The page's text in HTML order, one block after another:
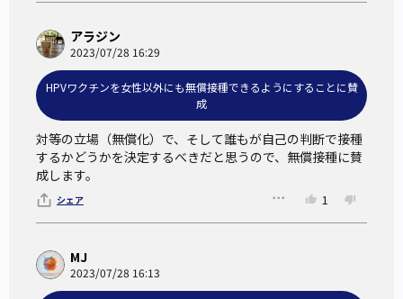
アラジン
2023/07/28 16:29
HPVワクチンを女性以外にも無償接種できるようにすることに賛
成
対等の立場（無償化）で、そして誰もが自己の判断で接種
するかどうかを決定するべきだと思うので、無償接種に賛
成します。
シェア 1
MJ
2023/07/28 16:13